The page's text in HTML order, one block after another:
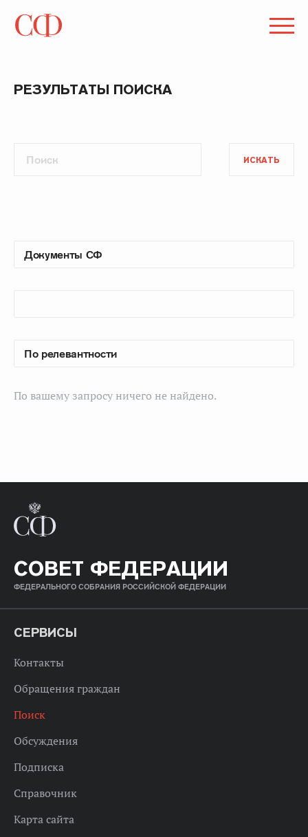
РЕЗУЛЬТАТЫ ПОИСКА
ИСКАТЬ
По вашему запросу ничего не найдено.
СОВЕТ ФЕДЕРАЦИИ
ФЕДЕРАЛЬНОГО СОБРАНИЯ РОССИЙСКОЙ ФЕДЕРАЦИИ
СЕРВИСЫ
Контакты
Обращения граждан
Поиск
Обсуждения
Подписка
Справочник
Карта сайта